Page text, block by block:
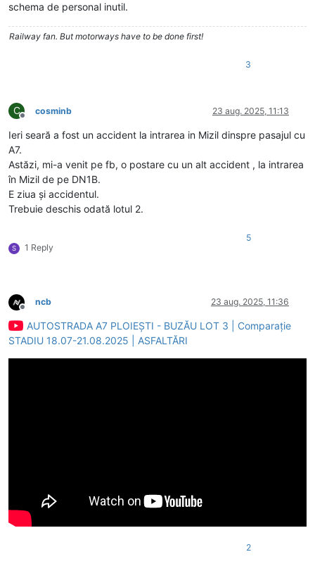
schema de personal inutil.
Railway fan. But motorways have to be done first!
3
C
Deconectat
cosminb 23 aug. 2025, 11:13
Ieri seară a fost un accident la intrarea in Mizil dinspre pasajul cu
A7.
Astăzi, mi-a venit pe fb, o postare cu un alt accident , la intrarea
în Mizil de pe DN1B.
E ziua și accidentul.
Trebuie deschis odată lotul 2.
S 1 Reply
5
Deconectat
ncb 23 aug. 2025, 11:36
AUTOSTRADA A7 PLOIEȘTI - BUZĂU LOT 3 | Comparație
STADIU 18.07-21.08.2025 | ASFALTĂRI
2